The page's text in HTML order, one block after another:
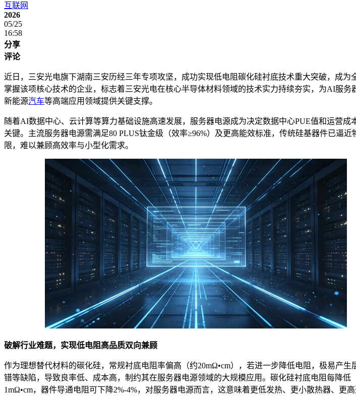
互联网
2026
05/25
16:58
分享
评论
近日，三安光电旗下湖南三安历经三年专项攻坚，成功实现低电阻碳化硅衬底技术重大突破，成为
掌握该项核心技术的企业，标志着三安光电在核心半导体材料领域的技术实力持续夯实，为AI服务
新能源汽车等高端应用领域提供关键支撑。
随着AI数据中心、云计算等算力基础设施高速发展，服务器电源成为决定数据中心PUE值和运营成
关键。主流服务器电源需满足80 PLUS钛金级（效率≥96%）及更高能效标准，传统硅基器件已逼近
限，难以兼顾高效率与小型化需求。
破解行业难题，实现低电阻高品质双向兼顾
作为理想替代材料的碳化硅，常规衬底电阻率偏高（约20mΩ•cm），若进一步降低电阻，极易产生
错等缺陷，导致良率低、成本高，制约其在服务器电源领域的大规模应用。碳化硅衬底电阻每降低
1mΩ•cm，器件导通电阻可下降2%-4%，对服务器电源而言，这意味着更低发热、更小散热器、更